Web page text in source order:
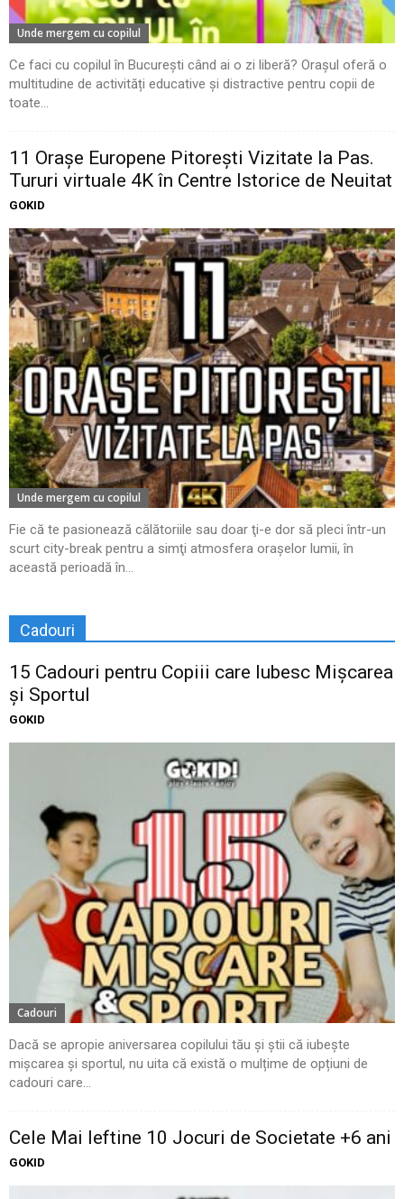
Unde mergem cu copilul
Ce faci cu copilul în București când ai o zi liberă? Orașul oferă o
multitudine de activități educative și distractive pentru copii de
toate...
11 Oraşe Europene Pitoreşti Vizitate la Pas.
Tururi virtuale 4K în Centre Istorice de Neuitat
GOKID
Unde mergem cu copilul
Fie că te pasionează călătoriile sau doar ţi-e dor să pleci într-un
scurt city-break pentru a simţi atmosfera oraşelor lumii, în
această perioadă în...
Cadouri
15 Cadouri pentru Copiii care Iubesc Mișcarea
și Sportul
GOKID
Cadouri
Dacă se apropie aniversarea copilului tău și știi că iubește
mișcarea și sportul, nu uita că există o mulțime de opțiuni de
cadouri care...
Cele Mai Ieftine 10 Jocuri de Societate +6 ani
GOKID